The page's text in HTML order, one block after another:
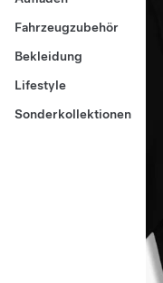
Fahrzeugzubehör
Bekleidung
Lifestyle
Sonderkollektionen